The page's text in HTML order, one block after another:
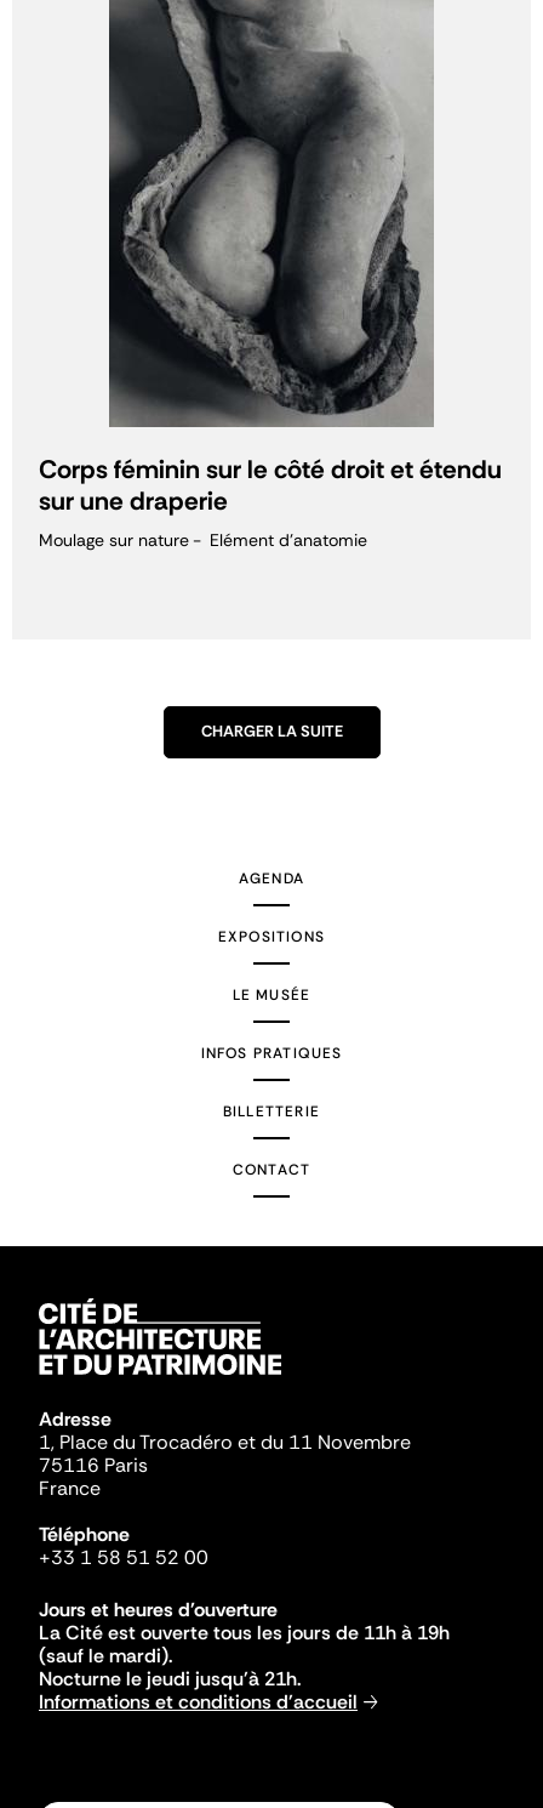
Corps féminin sur le côté droit et étendu
sur une draperie
Moulage sur nature Elément d'anatomie
CHARGER LA SUITE
AGENDA
EXPOSITIONS
LE MUSÉE
INFOS PRATIQUES
BILLETTERIE
CONTACT
Adresse
1, Place du Trocadéro et du 11 Novembre
75116 Paris
France
Téléphone
+33 1 58 51 52 00
Jours et heures d'ouverture
La Cité est ouverte tous les jours de 11h à 19h
(sauf le mardi).
Nocturne le jeudi jusqu'à 21h.
Informations et conditions d'accueil